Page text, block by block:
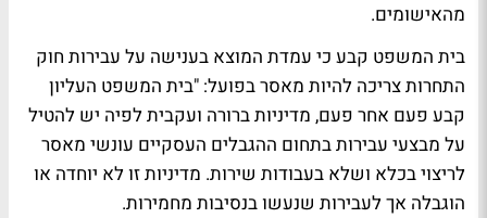
מהאישומים.
בית המשפט קבע כי עמדת המוצא בענישה על עבירות חוק
התחרות צריכה להיות מאסר בפועל: "בית המשפט העליון
קבע פעם אחר פעם, מדיניות ברורה ועקבית לפיה יש להטיל
על מבצעי עבירות בתחום ההגבלים העסקיים עונשי מאסר
לריצוי בכלא ושלא בעבודות שירות. מדיניות זו לא יוחדה או
הוגבלה אך לעבירות שנעשו בנסיבות מחמירות.